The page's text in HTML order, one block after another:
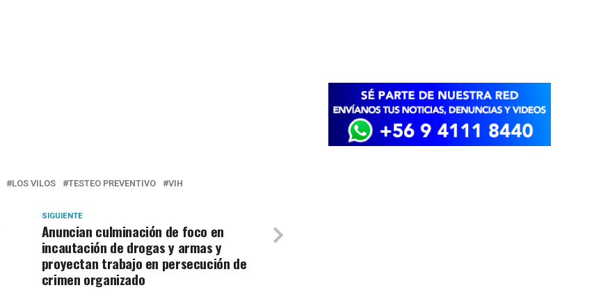
LOS VILOS TESTEO PREVENTIVO VIH
SIGUIENTE
Anuncian culminación de foco en
incautación de drogas y armas y
proyectan trabajo en persecución de
crimen organizado